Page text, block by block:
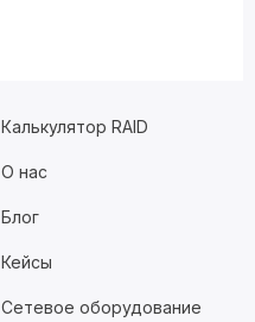
Калькулятор RAID
О нас
Блог
Кейсы
Сетевое оборудование